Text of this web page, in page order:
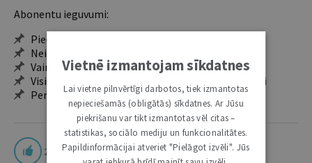
Abonentu ieguvumi:
Pieeja jaunākajam izdevumam
Neierobežota pieeja arhīvam – 24 h/7 d.
Vairāk nekā 18 000 rakstu un 2000 autoru
Visi tematiskie numuri un ikgadējie grāmatžurnāli
Personalizētās iespējas – piezīmes, citāti, mapes
2
Vietnē izmantojam sīkdatnes
Lai vietne pilnvērtīgi darbotos, tiek izmantotas
nepieciešamās (obligātās) sīkdatnes. Ar Jūsu
piekrišanu var tikt izmantotas vēl citas –
statistikas, sociālo mediju un funkcionalitātes.
Papildinformācijai atveriet "Pielāgot izvēli". Jūs